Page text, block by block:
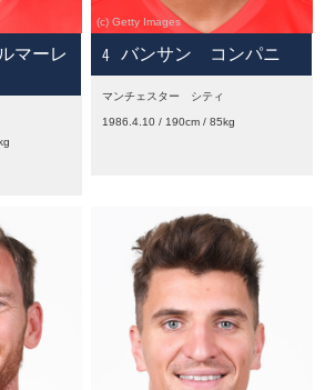
マーレ
4 バンサン コンパニ
マンチェスター シティ
1986.4.10 / 190cm / 85kg